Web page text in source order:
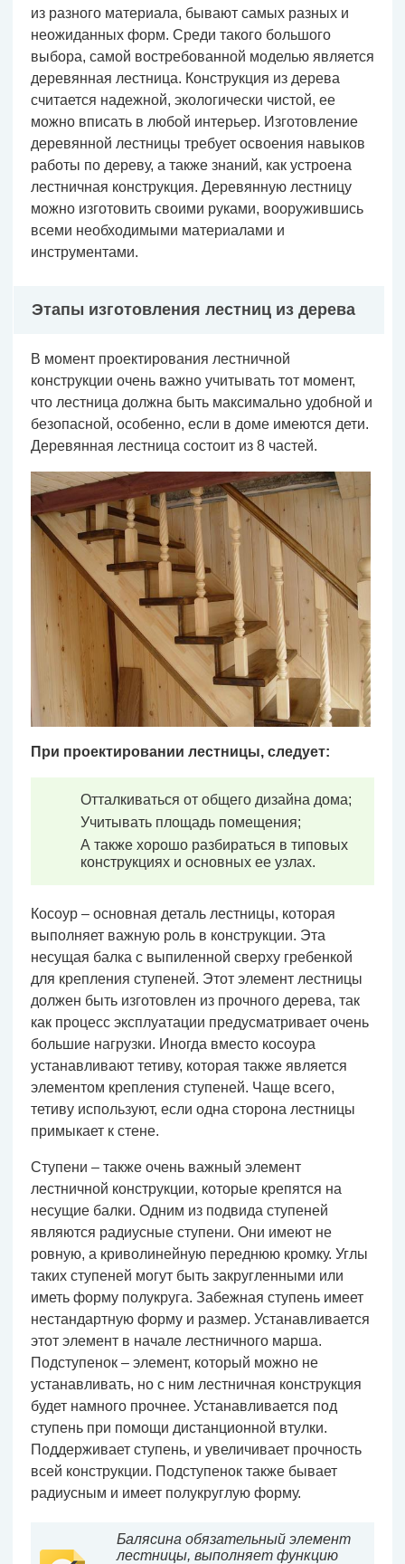
из разного материала, бывают самых разных и
неожиданных форм. Среди такого большого
выбора, самой востребованной моделью является
деревянная лестница. Конструкция из дерева
считается надежной, экологически чистой, ее
можно вписать в любой интерьер. Изготовление
деревянной лестницы требует освоения навыков
работы по дереву, а также знаний, как устроена
лестничная конструкция. Деревянную лестницу
можно изготовить своими руками, вооружившись
всеми необходимыми материалами и
инструментами.
Этапы изготовления лестниц из дерева
В момент проектирования лестничной
конструкции очень важно учитывать тот момент,
что лестница должна быть максимально удобной и
безопасной, особенно, если в доме имеются дети.
Деревянная лестница состоит из 8 частей.
При проектировании лестницы, следует:
Отталкиваться от общего дизайна дома;
Учитывать площадь помещения;
А также хорошо разбираться в типовых
конструкциях и основных ее узлах.
Косоур – основная деталь лестницы, которая
выполняет важную роль в конструкции. Эта
несущая балка с выпиленной сверху гребенкой
для крепления ступеней. Этот элемент лестницы
должен быть изготовлен из прочного дерева, так
как процесс эксплуатации предусматривает очень
большие нагрузки. Иногда вместо косоура
устанавливают тетиву, которая также является
элементом крепления ступеней. Чаще всего,
тетиву используют, если одна сторона лестницы
примыкает к стене.
Ступени – также очень важный элемент
лестничной конструкции, которые крепятся на
несущие балки. Одним из подвида ступеней
являются радиусные ступени. Они имеют не
ровную, а криволинейную переднюю кромку. Углы
таких ступеней могут быть закругленными или
иметь форму полукруга. Забежная ступень имеет
нестандартную форму и размер. Устанавливается
этот элемент в начале лестничного марша.
Подступенок – элемент, который можно не
устанавливать, но с ним лестничная конструкция
будет намного прочнее. Устанавливается под
ступень при помощи дистанционной втулки.
Поддерживает ступень, и увеличивает прочность
всей конструкции. Подступенок также бывает
радиусным и имеет полукруглую форму.
Балясина обязательный элемент
лестницы, выполняет функцию